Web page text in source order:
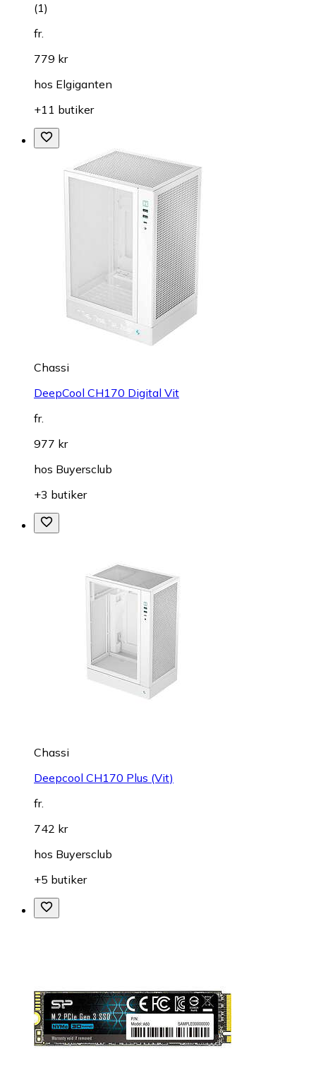
(1)
fr.
779 kr
hos Elgiganten
+11 butiker
Chassi
DeepCool CH170 Digital Vit
fr.
977 kr
hos Buyersclub
+3 butiker
Chassi
Deepcool CH170 Plus (Vit)
fr.
742 kr
hos Buyersclub
+5 butiker